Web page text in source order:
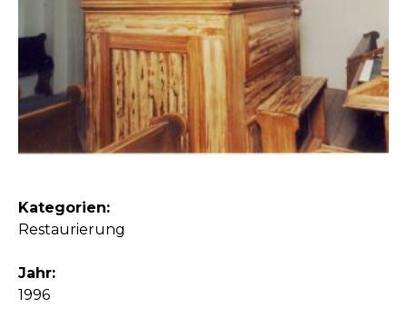
Kategorien:
Restaurierung
Jahr:
1996